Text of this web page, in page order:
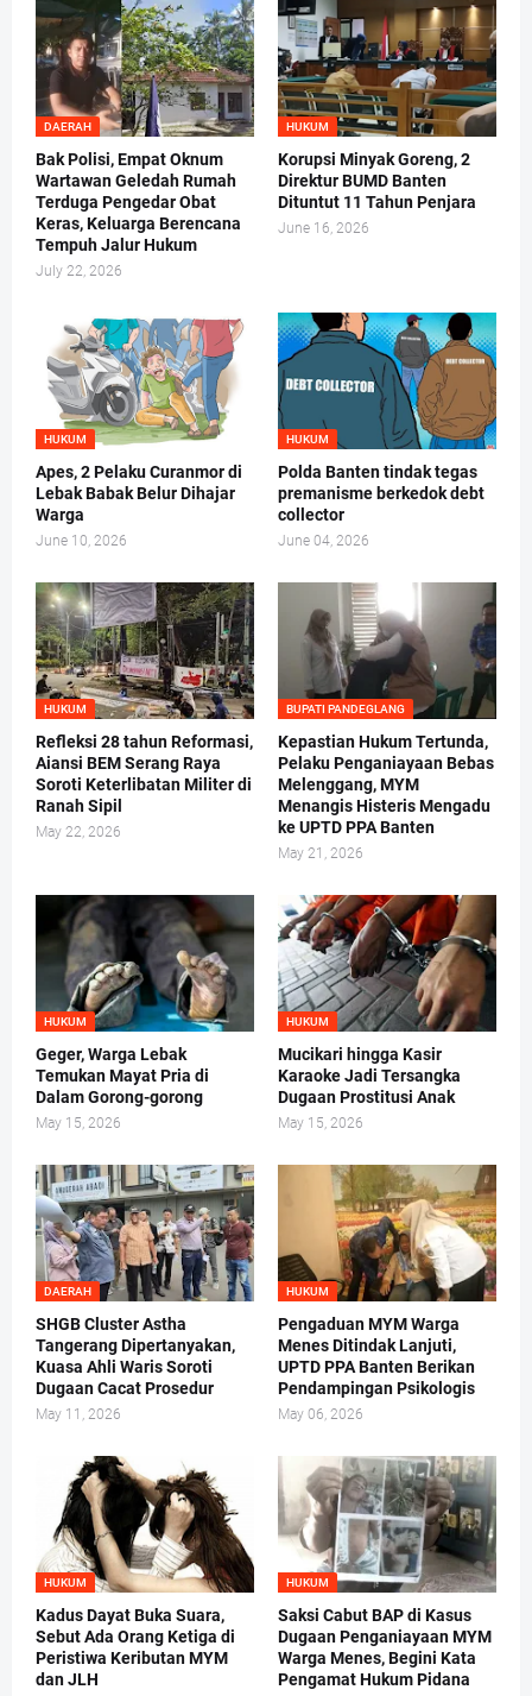
DAERAH
Bak Polisi, Empat Oknum
Wartawan Geledah Rumah
Terduga Pengedar Obat
Keras, Keluarga Berencana
Tempuh Jalur Hukum
July 22, 2026
HUKUM
Korupsi Minyak Goreng, 2
Direktur BUMD Banten
Dituntut 11 Tahun Penjara
June 16, 2026
HUKUM
Apes, 2 Pelaku Curanmor di
Lebak Babak Belur Dihajar
Warga
June 10, 2026
HUKUM
Polda Banten tindak tegas
premanisme berkedok debt
collector
June 04, 2026
HUKUM
Refleksi 28 tahun Reformasi,
Aiansi BEM Serang Raya
Soroti Keterlibatan Militer di
Ranah Sipil
May 22, 2026
BUPATI PANDEGLANG
Kepastian Hukum Tertunda,
Pelaku Penganiayaan Bebas
Melenggang, MYM
Menangis Histeris Mengadu
ke UPTD PPA Banten
May 21, 2026
HUKUM
Geger, Warga Lebak
Temukan Mayat Pria di
Dalam Gorong-gorong
May 15, 2026
HUKUM
Mucikari hingga Kasir
Karaoke Jadi Tersangka
Dugaan Prostitusi Anak
May 15, 2026
DAERAH
SHGB Cluster Astha
Tangerang Dipertanyakan,
Kuasa Ahli Waris Soroti
Dugaan Cacat Prosedur
May 11, 2026
HUKUM
Pengaduan MYM Warga
Menes Ditindak Lanjuti,
UPTD PPA Banten Berikan
Pendampingan Psikologis
May 06, 2026
HUKUM
Kadus Dayat Buka Suara,
Sebut Ada Orang Ketiga di
Peristiwa Keributan MYM
dan JLH
HUKUM
Saksi Cabut BAP di Kasus
Dugaan Penganiayaan MYM
Warga Menes, Begini Kata
Pengamat Hukum Pidana